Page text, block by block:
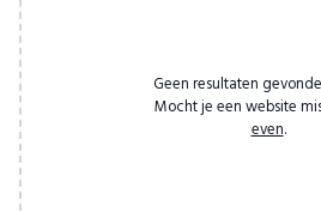
Geen resultaten
Mocht je een website
even.